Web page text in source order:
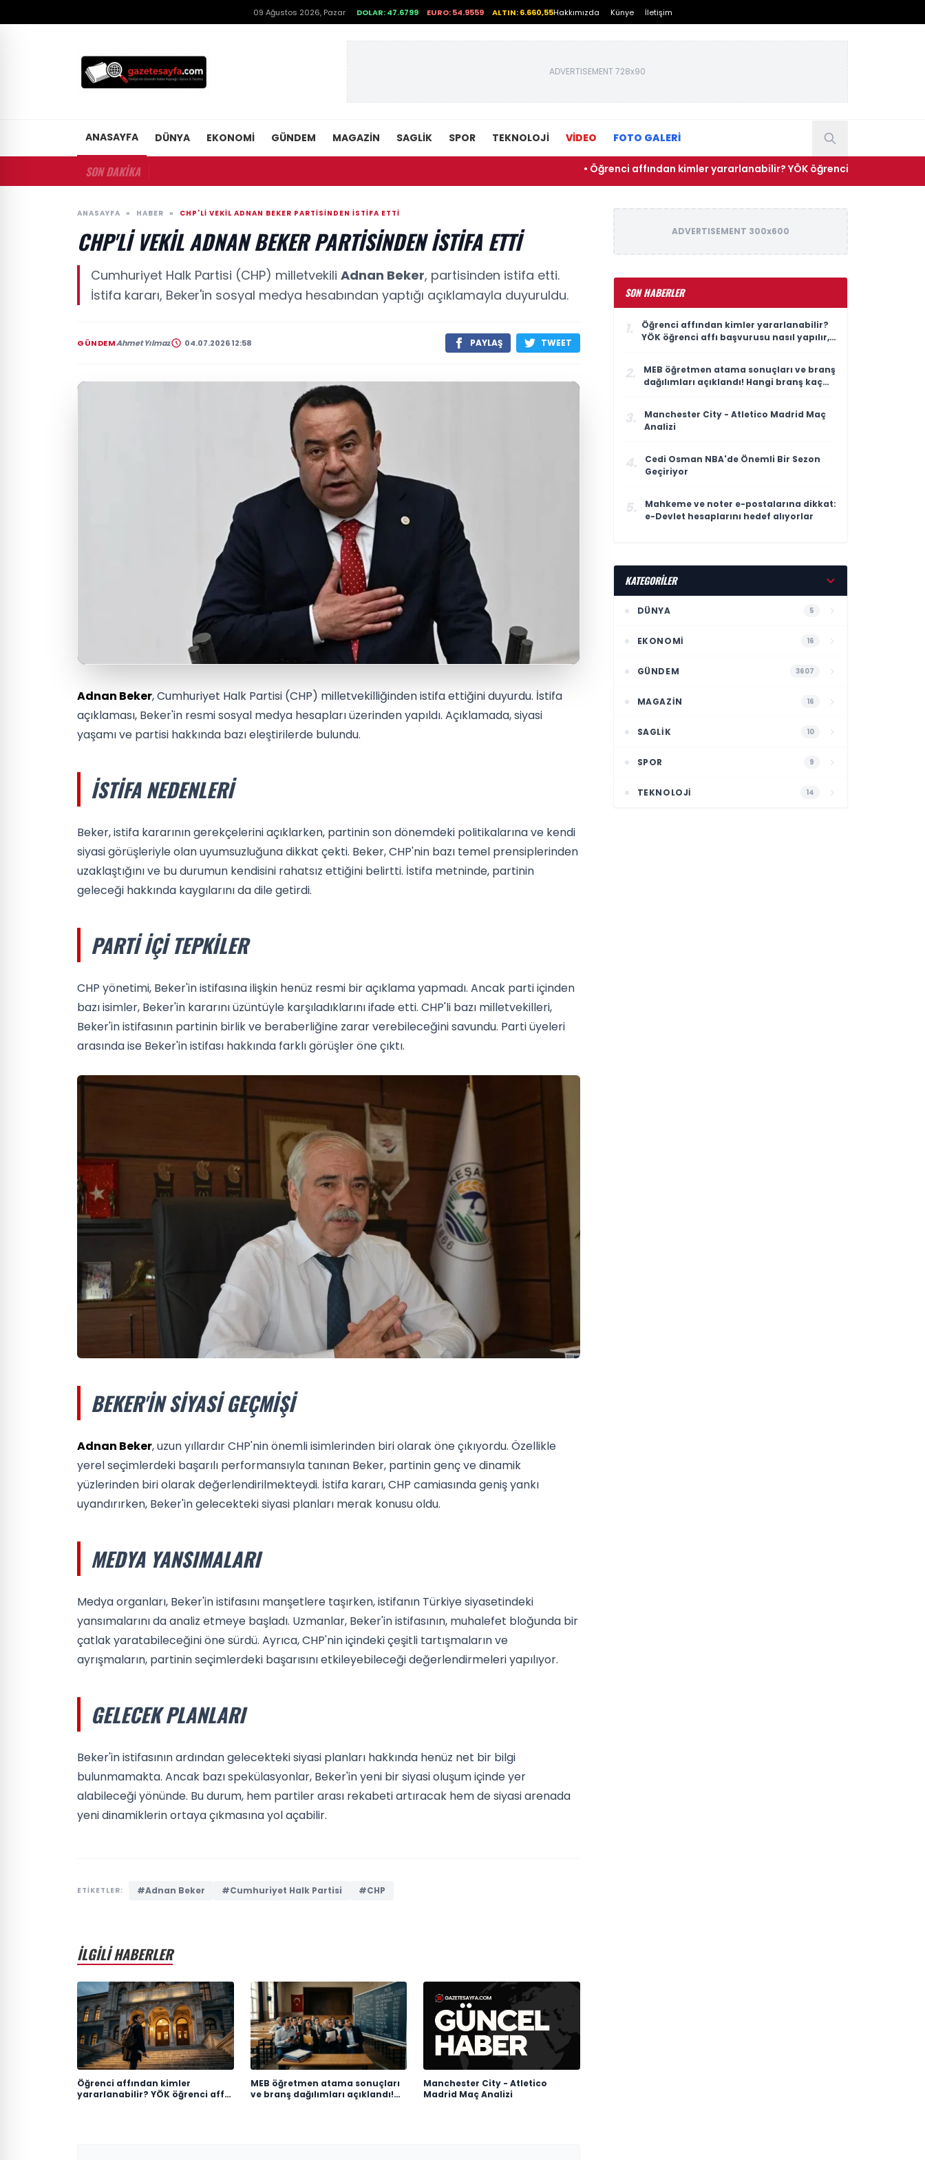
09 Ağustos 2026, Pazar DOLAR: 47.6799 EURO: 54.9559 ALTIN: 6.660,55Hakkımızda Künye İletişim
ADVERTISEMENT 728x90
ANASAYFA DÜNYA EKONOMI GÜNDEM MAGAZIN SAGLIK SPOR TEKNOLOJI VİDEO FOTO GALERİ
SON DAKİKA • Öğrenci affından kimler yararlanabilir? YÖK öğrenci affı başvurusu nasıl
ANASAYFA » HABER » CHP'LI VEKIL ADNAN BEKER PARTISINDEN ISTIFA ETTI
CHP'LI VEKIL ADNAN BEKER PARTISINDEN ISTIFA ETTI
Cumhuriyet Halk Partisi (CHP) milletvekili Adnan Beker, partisinden istifa etti.
İstifa kararı, Beker'in sosyal medya hesabından yaptığı açıklamayla duyuruldu.
GÜNDEMAhmet Yılmaz 04.07.2026 12:58 PAYLAŞ TWEET
Adnan Beker, Cumhuriyet Halk Partisi (CHP) milletvekilliğinden istifa ettiğini duyurdu. İstifa
açıklaması, Beker'in resmi sosyal medya hesapları üzerinden yapıldı. Açıklamada, siyasi
yaşamı ve partisi hakkında bazı eleştirilerde bulundu.
İSTIFA NEDENLERI
Beker, istifa kararının gerekçelerini açıklarken, partinin son dönemdeki politikalarına ve kendi
siyasi görüşleriyle olan uyumsuzluğuna dikkat çekti. Beker, CHP'nin bazı temel prensiplerinden
uzaklaştığını ve bu durumun kendisini rahatsız ettiğini belirtti. İstifa metninde, partinin
geleceği hakkında kaygılarını da dile getirdi.
PARTI İÇI TEPKILER
CHP yönetimi, Beker'in istifasına ilişkin henüz resmi bir açıklama yapmadı. Ancak parti içinden
bazı isimler, Beker'in kararını üzüntüyle karşıladıklarını ifade etti. CHP'li bazı milletvekilleri,
Beker'in istifasının partinin birlik ve beraberliğine zarar verebileceğini savundu. Parti üyeleri
arasında ise Beker'in istifası hakkında farklı görüşler öne çıktı.
BEKER'IN SIYASI GEÇMIŞI
Adnan Beker, uzun yıllardır CHP'nin önemli isimlerinden biri olarak öne çıkıyordu. Özellikle
yerel seçimlerdeki başarılı performansıyla tanınan Beker, partinin genç ve dinamik
yüzlerinden biri olarak değerlendirilmekteydi. İstifa kararı, CHP camiasında geniş yankı
uyandırırken, Beker'in gelecekteki siyasi planları merak konusu oldu.
MEDYA YANSIMALARI
Medya organları, Beker'in istifasını manşetlere taşırken, istifanın Türkiye siyasetindeki
yansımalarını da analiz etmeye başladı. Uzmanlar, Beker'in istifasının, muhalefet bloğunda bir
çatlak yaratabileceğini öne sürdü. Ayrıca, CHP'nin içindeki çeşitli tartışmaların ve
ayrışmaların, partinin seçimlerdeki başarısını etkileyebileceği değerlendirmeleri yapılıyor.
GELECEK PLANLARI
Beker'in istifasının ardından gelecekteki siyasi planları hakkında henüz net bir bilgi
bulunmamakta. Ancak bazı spekülasyonlar, Beker'in yeni bir siyasi oluşum içinde yer
alabileceği yönünde. Bu durum, hem partiler arası rekabeti artıracak hem de siyasi arenada
yeni dinamiklerin ortaya çıkmasına yol açabilir.
ETİKETLER: #Adnan Beker #Cumhuriyet Halk Partisi #CHP
İLGİLİ HABERLER
Öğrenci affından kimler
yararlanabilir? YÖK öğrenci affı
MEB öğretmen atama sonuçları
ve branş dağılımları açıklandı!
Manchester City - Atletico
Madrid Maç Analizi
ADVERTISEMENT 300x600
SON HABERLER
1.
Öğrenci affından kimler yararlanabilir?
YÖK öğrenci affı başvurusu nasıl yapılır,
2.
MEB öğretmen atama sonuçları ve branş
dağılımları açıklandı! Hangi branş kaç
3.
Manchester City - Atletico Madrid Maç
Analizi
4.
Cedi Osman NBA'de Önemli Bir Sezon
Geçiriyor
5.
Mahkeme ve noter e-postalarına dikkat:
e-Devlet hesaplarını hedef alıyorlar
KATEGORİLER
DÜNYA 5
EKONOMI 16
GÜNDEM 3607
MAGAZIN 16
SAGLIK 10
SPOR 9
TEKNOLOJI 14